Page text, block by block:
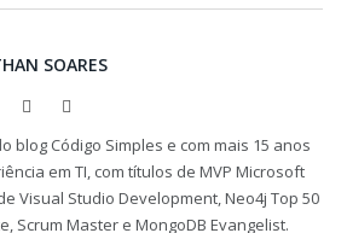
SOARES
Facebook
blog Código Simples e com mais 15 anos
em TI, com títulos de MVP Microsoft
Visual Studio Development, Neo4j Top 50
Scrum Master e MongoDB Evangelist.